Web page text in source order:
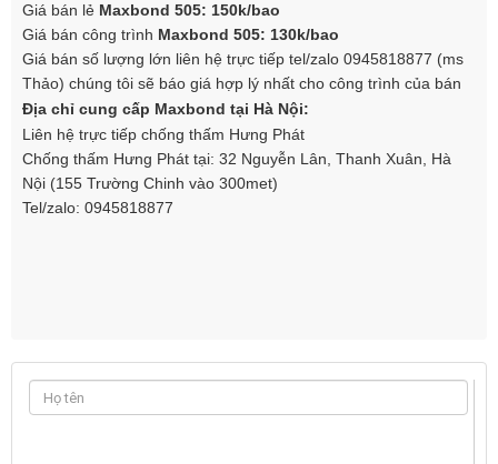
Giá bán lẻ Maxbond 505: 150k/bao
Giá bán công trình Maxbond 505: 130k/bao
Giá bán số lượng lớn liên hệ trực tiếp tel/zalo 0945818877 (ms
Thảo) chúng tôi sẽ báo giá hợp lý nhất cho công trình của bán
Địa chỉ cung cấp Maxbond tại Hà Nội:
Liên hệ trực tiếp chống thấm Hưng Phát
Chống thấm Hưng Phát tại: 32 Nguyễn Lân, Thanh Xuân, Hà
Nội (155 Trường Chinh vào 300met)
Tel/zalo: 0945818877